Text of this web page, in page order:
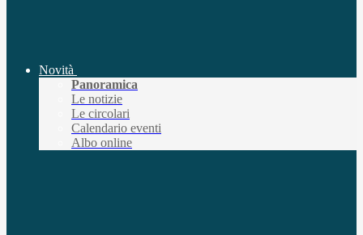
Novità
Panoramica
Le notizie
Le circolari
Calendario eventi
Albo online